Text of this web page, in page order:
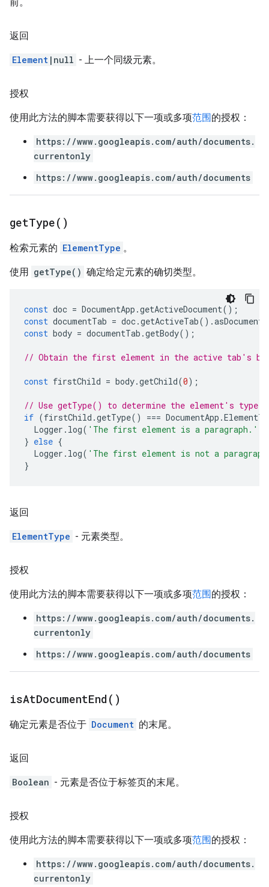
返回
Element |null - 上一个同级元素。
授权
使用此方法的脚本需要获得以下一项或多项范围的授权：
https://www.googleapis.com/auth/documents.
currentonly
https://www.googleapis.com/auth/documents
getType( )
检索元素的 ElementType 。
使用 getType() 确定给定元素的确切类型。
const doc = DocumentApp .getActiveDocument();
const documentTab = doc.getActiveTab().
const body = documentTab .getBody();
// Obtain the first element in the active tab's
const firstChild = body.getChild(0);
// Use getType() to determine the element's type.
if (firstChild .getType() === DocumentApp .
Logger . log( 'The first element is a paragraph.'
} else {
Logger . log( 'The first element is not a
}
返回
ElementType - 元素类型。
授权
使用此方法的脚本需要获得以下一项或多项范围的授权：
https://www.googleapis.com/auth/documents.
currentonly
https://www.googleapis.com/auth/documents
isAtDocumentEnd( )
确定元素是否位于 Document 的末尾。
返回
Boolean - 元素是否位于标签页的末尾。
授权
使用此方法的脚本需要获得以下一项或多项范围的授权：
https://www.googleapis.com/auth/documents.
currentonly